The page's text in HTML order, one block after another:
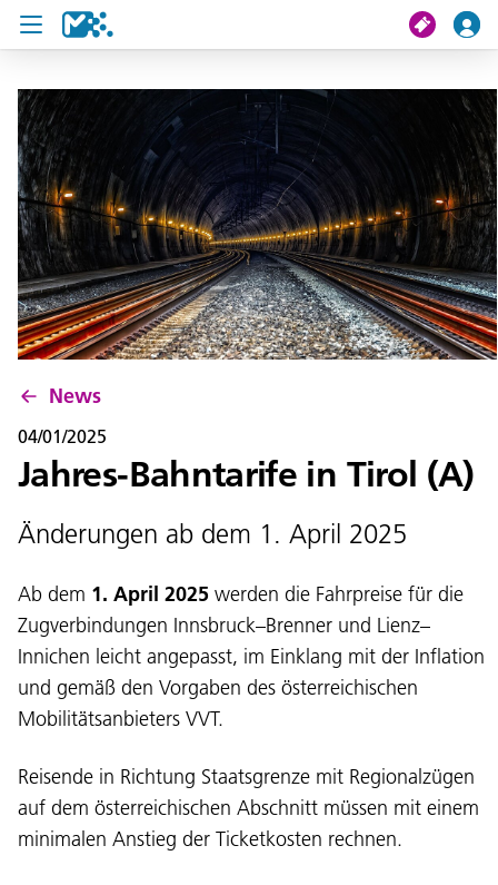
search
My journey
Tickets
U19 Pass
News
News
04/01/2025
Jahres-Bahntarife in Tirol (A)
Änderungen ab dem 1. April 2025
Ab dem 1. April 2025 werden die Fahrpreise für die
Zugverbindungen Innsbruck–Brenner und Lienz–
Innichen leicht angepasst, im Einklang mit der Inflation
und gemäß den Vorgaben des österreichischen
Mobilitätsanbieters VVT.
Reisende in Richtung Staatsgrenze mit Regionalzügen
auf dem österreichischen Abschnitt müssen mit einem
minimalen Anstieg der Ticketkosten rechnen.